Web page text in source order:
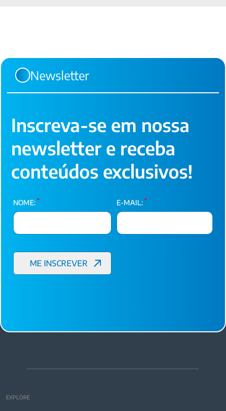
Newsletter
Inscreva-se em nossa
newsletter e receba
conteúdos exclusivos!
NOME: * E-MAIL: *
EXPLORE